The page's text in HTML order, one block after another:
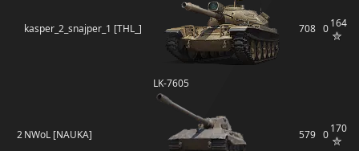
kasper_2_snajper_1 [THL_]
LK-7605
708 0164
2NWoL [NAUKA] 579 0170